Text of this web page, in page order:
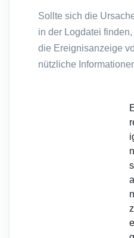
Sollte sich die
in der Logdatei
die Ereignisanzeige
nützliche
s
a
n
z